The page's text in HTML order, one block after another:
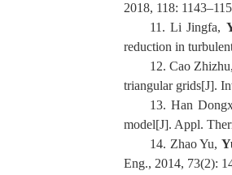
2018, 118:
11. Li Jingfa,
reduction in
12. Cao
triangular grids[J].
13. Han
model[J]. Appl.
14. Zhao Yu,
Eng., 2014, 73(2):